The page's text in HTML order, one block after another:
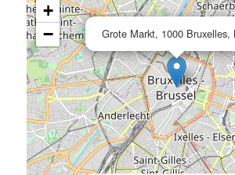
Grote Markt, 1000 Bruxelles,
+
−